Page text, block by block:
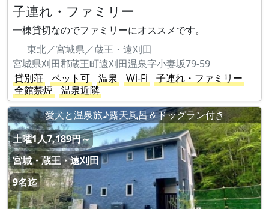
子連れ・ファミリー
一棟貸切なのでファミリーにオススメです。
東北／宮城県／蔵王・遠刈田
宮城県刈田郡蔵王町遠刈田温泉字小妻坂79-59
貸別荘
ペット可 温泉 Wi-Fi
子連れ・ファミリー
全館禁煙
温泉近隣
愛犬と温泉旅♪露天風呂＆ドッグラン付き
土曜1人7,189円～
宮城・蔵王・遠刈田
9名迄